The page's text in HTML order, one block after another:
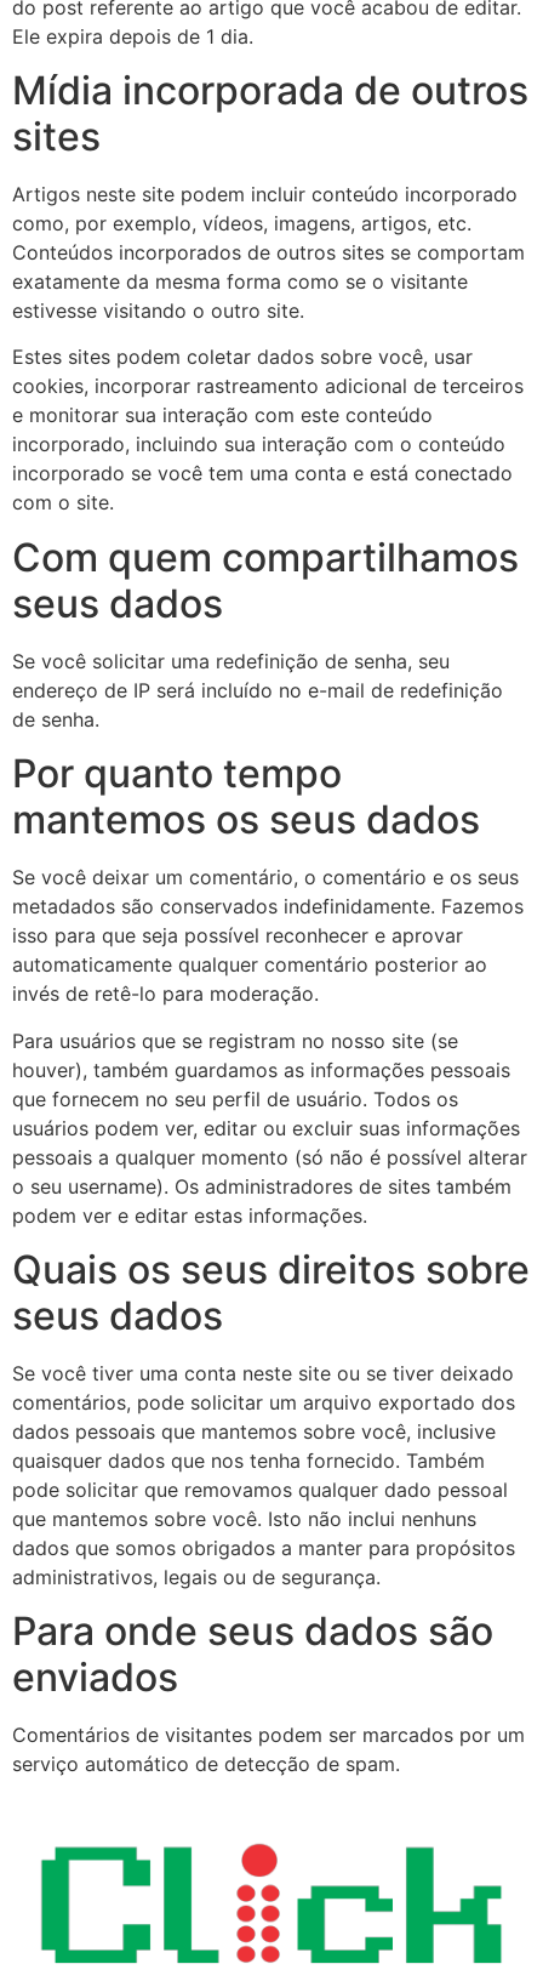
do post referente ao artigo que você acabou de editar.
Ele expira depois de 1 dia.
Mídia incorporada de outros
sites
Artigos neste site podem incluir conteúdo incorporado
como, por exemplo, vídeos, imagens, artigos, etc.
Conteúdos incorporados de outros sites se comportam
exatamente da mesma forma como se o visitante
estivesse visitando o outro site.
Estes sites podem coletar dados sobre você, usar
cookies, incorporar rastreamento adicional de terceiros
e monitorar sua interação com este conteúdo
incorporado, incluindo sua interação com o conteúdo
incorporado se você tem uma conta e está conectado
com o site.
Com quem compartilhamos
seus dados
Se você solicitar uma redefinição de senha, seu
endereço de IP será incluído no e-mail de redefinição
de senha.
Por quanto tempo
mantemos os seus dados
Se você deixar um comentário, o comentário e os seus
metadados são conservados indefinidamente. Fazemos
isso para que seja possível reconhecer e aprovar
automaticamente qualquer comentário posterior ao
invés de retê-lo para moderação.
Para usuários que se registram no nosso site (se
houver), também guardamos as informações pessoais
que fornecem no seu perfil de usuário. Todos os
usuários podem ver, editar ou excluir suas informações
pessoais a qualquer momento (só não é possível alterar
o seu username). Os administradores de sites também
podem ver e editar estas informações.
Quais os seus direitos sobre
seus dados
Se você tiver uma conta neste site ou se tiver deixado
comentários, pode solicitar um arquivo exportado dos
dados pessoais que mantemos sobre você, inclusive
quaisquer dados que nos tenha fornecido. Também
pode solicitar que removamos qualquer dado pessoal
que mantemos sobre você. Isto não inclui nenhuns
dados que somos obrigados a manter para propósitos
administrativos, legais ou de segurança.
Para onde seus dados são
enviados
Comentários de visitantes podem ser marcados por um
serviço automático de detecção de spam.